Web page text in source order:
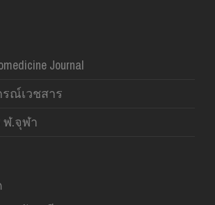
Journal
ณ์เวชสาร
ฬ.จุฬา